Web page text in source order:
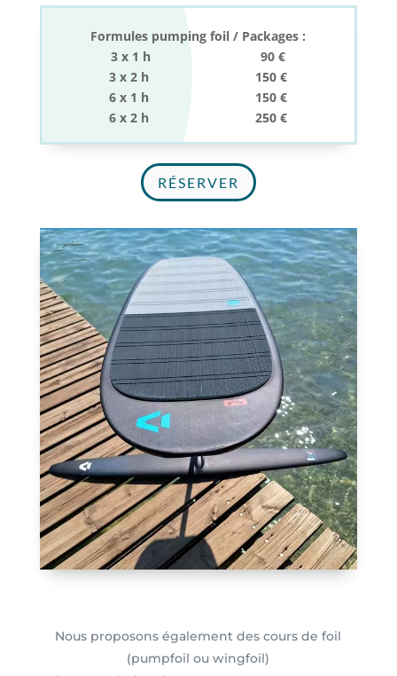
Formules pumping foil / Packages :
3 x 1 h 90 €
3 x 2 h 150 €
6 x 1 h 150 €
6 x 2 h 250 €
RÉSERVER
Nous proposons également des cours de foil
(pumpfoil ou wingfoil)